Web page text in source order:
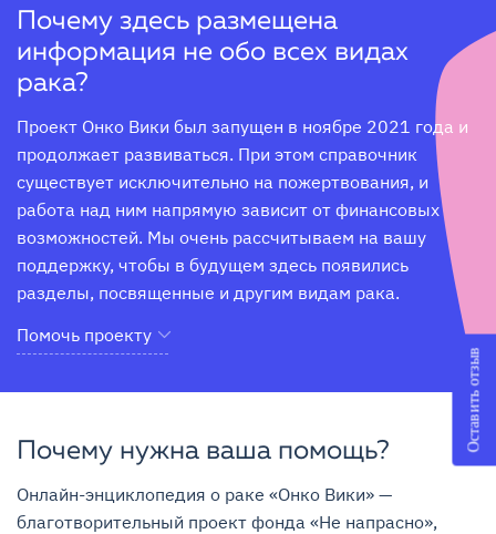
Почему здесь размещена
информация не обо всех видах
рака?
Проект Онко Вики был запущен в ноябре 2021 года и
продолжает развиваться. При этом справочник
существует исключительно на пожертвования, и
работа над ним напрямую зависит от финансовых
возможностей. Мы очень рассчитываем на вашу
поддержку, чтобы в будущем здесь появились
разделы, посвященные и другим видам рака.
Помочь проекту
Почему нужна ваша помощь?
Онлайн-энциклопедия о раке «Онко Вики» —
благотворительный проект фонда «Не напрасно»,
Оставить отзыв